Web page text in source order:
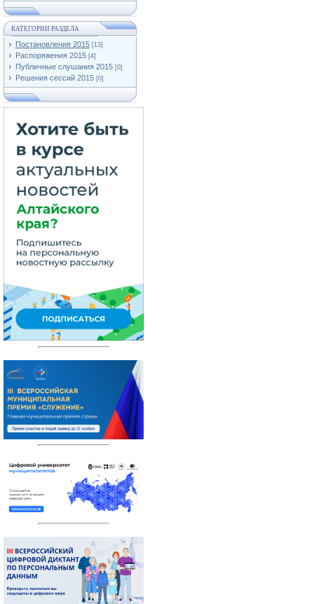
КАТЕГОРИИ РАЗДЕЛА
Постановления 2015 [13]
Распоряжения 2015 [4]
Публичные слушания 2015 [0]
Решения сессий 2015 [0]